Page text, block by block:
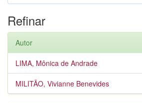
Refinar
Autor
LIMA, Mônica de Andrade
MILITÃO, Vivianne Benevides